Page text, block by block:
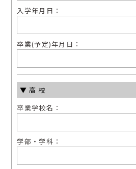
⼊学年⽉⽇：
卒業(予定)年⽉⽇：
▼⾼校
卒業学校名：
学部・学科：